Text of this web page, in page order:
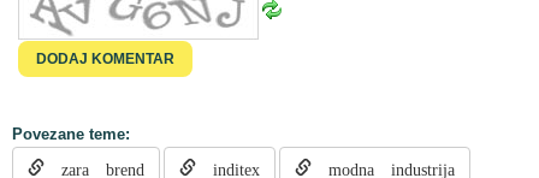
Povezane teme:
zara brend inditex modna industrija